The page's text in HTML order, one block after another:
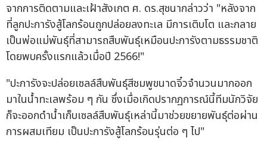
จากการติดตามและเฝ้าสังเกต ศ. ดร.สุชนากล่าวว่า "หลังจาก
ที่ลูกปะการังสู้โลกร้อนถูกปล่อยลงทะเล มีการเติบโต และกลาย
เป็นพ่อแม่พันธุ์ที่สามารถสืบพันธุ์เหมือนปะการังตามธรรมชาติ
โดยพบครั้งแรกแล้วเมื่อปี 2566!"
"ปะการังจะปล่อยเซลล์สืบพันธุ์สีชมพูขนาดจิ๋วจำนวนมากออก
มาในน้ำทะเลพร้อม ๆ กัน ซึ่งเมื่อเกิดปรากฏการณ์นี้ทีมนักวิจัย
ก็จะออกดำน้ำเก็บเซลล์สืบพันธุ์เหล่านี้มาช่วยขยายพันธุ์ต่อผ่าน
การผสมเทียม เป็นปะการังสู้โลกร้อนรุ่นต่อ ๆ ไป"